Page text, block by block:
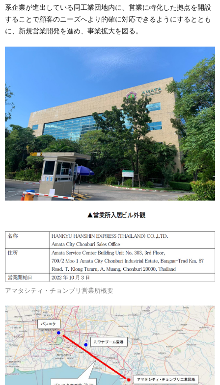
系企業が進出している同工業団地内に、営業に特化した拠点を開設
することで顧客のニーズへより的確に対応できるようにするととも
に、新規営業開発を進め、事業拡大を図る。
アマタシティ・チョンブリ営業所概要